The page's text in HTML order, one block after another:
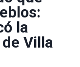
la
Villa